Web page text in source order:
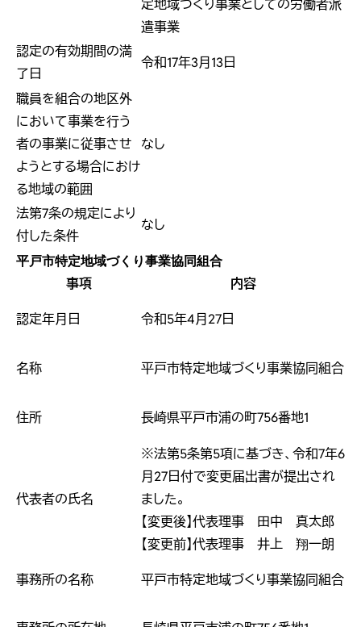
定地域づくり事業としての労働者派
遣事業
認定の有効期間の満
了日
令和17年3月13日
職員を組合の地区外
において事業を行う
者の事業に従事させ
ようとする場合におけ
る地域の範囲
なし
法第7条の規定により
付した条件
なし
平戸市特定地域づくり事業協同組合
事項 内容
認定年月日 令和5年4月27日
名称 平戸市特定地域づくり事業協同組合
住所 長崎県平戸市浦の町756番地1
代表者の氏名
※法第5条第5項に基づき、令和7年6
月27日付で変更届出書が提出され
ました。
【変更後】代表理事 田中 真太郎
【変更前】代表理事 井上 翔一朗
事務所の名称 平戸市特定地域づくり事業協同組合